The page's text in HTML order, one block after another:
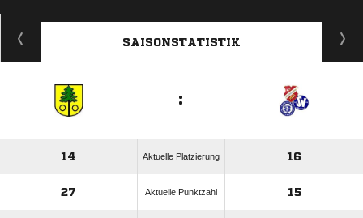
SAISONSTATISTIK
:
14 Aktuelle Platzierung 16
27 Aktuelle Punktzahl 15